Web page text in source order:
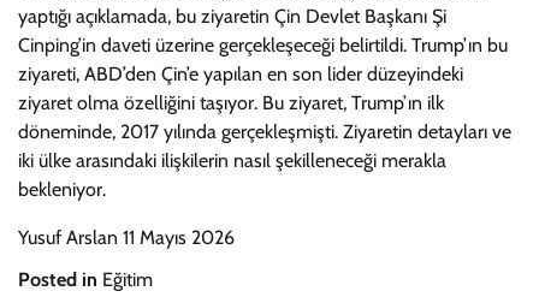
yaptığı açıklamada, bu ziyaretin Çin Devlet Başkanı Şi
Cinping’in daveti üzerine gerçekleşeceği belirtildi. Trump’ın bu
ziyareti, ABD’den Çin’e yapılan en son lider düzeyindeki
ziyaret olma özelliğini taşıyor. Bu ziyaret, Trump’ın ilk
döneminde, 2017 yılında gerçekleşmişti. Ziyaretin detayları ve
iki ülke arasındaki ilişkilerin nasıl şekilleneceği merakla
bekleniyor.
Yusuf Arslan 11 Mayıs 2026
Posted in Eğitim